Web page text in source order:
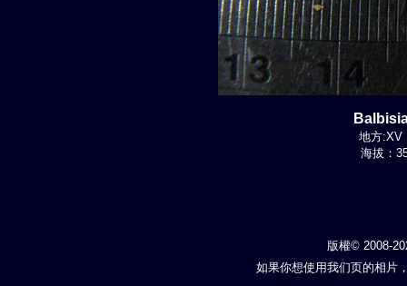
地方:XV
海拔：
版權© 2008-
如果你想使用我们页的相片